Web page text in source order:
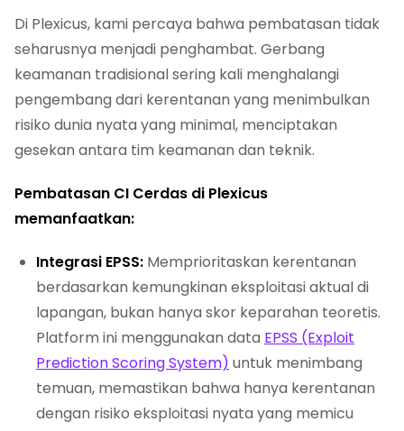
Di Plexicus, kami percaya bahwa pembatasan tidak
seharusnya menjadi penghambat. Gerbang
keamanan tradisional sering kali menghalangi
pengembang dari kerentanan yang menimbulkan
risiko dunia nyata yang minimal, menciptakan
gesekan antara tim keamanan dan teknik.
Pembatasan CI Cerdas di Plexicus
memanfaatkan:
Integrasi EPSS: Memprioritaskan kerentanan
berdasarkan kemungkinan eksploitasi aktual di
lapangan, bukan hanya skor keparahan teoretis.
Platform ini menggunakan data EPSS (Exploit
Prediction Scoring System) untuk menimbang
temuan, memastikan bahwa hanya kerentanan
dengan risiko eksploitasi nyata yang memicu